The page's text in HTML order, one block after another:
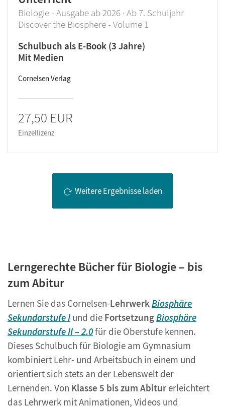
Biologie - Ausgabe ab 2026 · Ab 7. Schuljahr
Discover the Biosphere - Volume 1
Schulbuch als E-Book (3 Jahre)
Mit Medien
Cornelsen Verlag
27,50 EUR
Einzellizenz
Weitere Ergebnisse laden
Lerngerechte Bücher für Biologie – bis
zum Abitur
Lernen Sie das Cornelsen-LehrwerkBiosphäre
Sekundarstufe I und die FortsetzungBiosphäre
Sekundarstufe II – 2.0für die Oberstufe kennen.
Dieses Schulbuch für Biologie am Gymnasium
kombiniert Lehr- und Arbeitsbuch in einem und
orientiert sich stets an der Lebenswelt der
Lernenden. Von Klasse 5 bis zum Abitur erleichtert
das Lehrwerk mit Animationen, Videos und